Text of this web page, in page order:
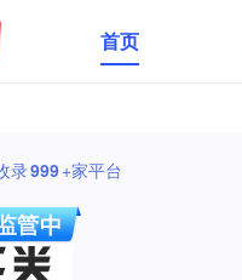
首页
录999+家平台